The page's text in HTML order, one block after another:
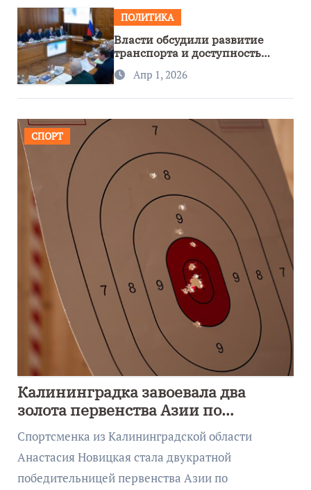
ПОЛИТИКА
Власти обсудили развитие
транспорта и доступность
региона
Апр 1, 2026
СПОРТ
Калининградка завоевала два
золота первенства Азии по
метанию ножа
Спортсменка из Калининградской области
Анастасия Новицкая стала двукратной
победительницей первенства Азии по